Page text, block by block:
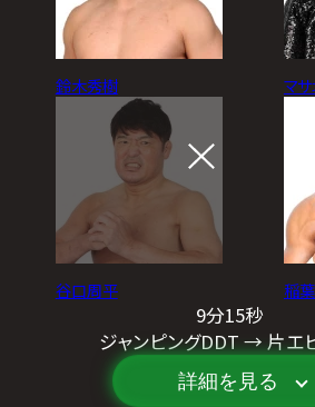
鈴木秀樹
谷口周平
マ
稲
9分15秒
ジャンピングDDT → 片エ
詳細を見る